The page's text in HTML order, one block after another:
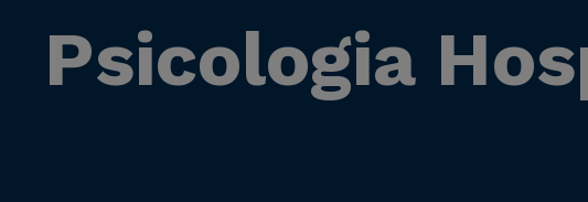
Psicologia